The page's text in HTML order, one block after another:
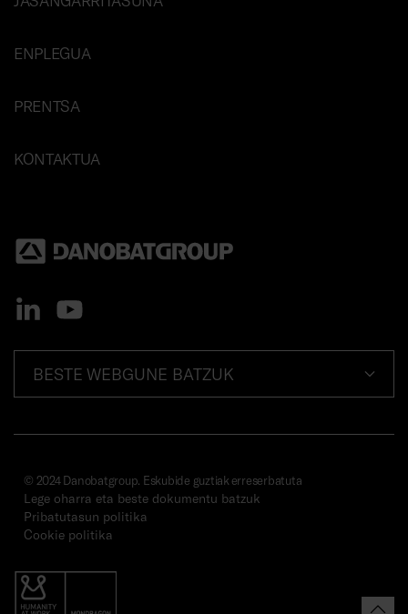
ENPLEGUA
PRENTSA
KONTAKTUA
BESTE WEBGUNE BATZUK
© 2024 Danobatgroup. Eskubide guztiak erreserbatuta
Lege oharra eta beste dokumentu batzuk
Pribatutasun politika
Cookie politika